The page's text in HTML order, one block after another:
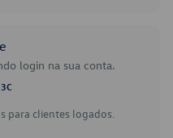
login na sua conta.
para clientes logados.